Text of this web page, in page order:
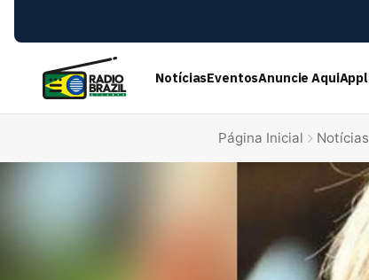
NotíciasEventosAnuncie Aqui
Página Inicial Notícias